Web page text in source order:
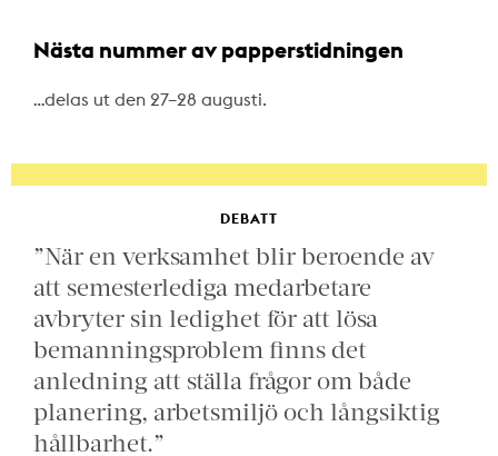
Nästa nummer av papperstidningen
…delas ut den 27–28 augusti.
DEBATT
”När en verksamhet blir beroende av
att semesterlediga medarbetare
avbryter sin ledighet för att lösa
bemanningsproblem finns det
anledning att ställa frågor om både
planering, arbetsmiljö och långsiktig
hållbarhet.”